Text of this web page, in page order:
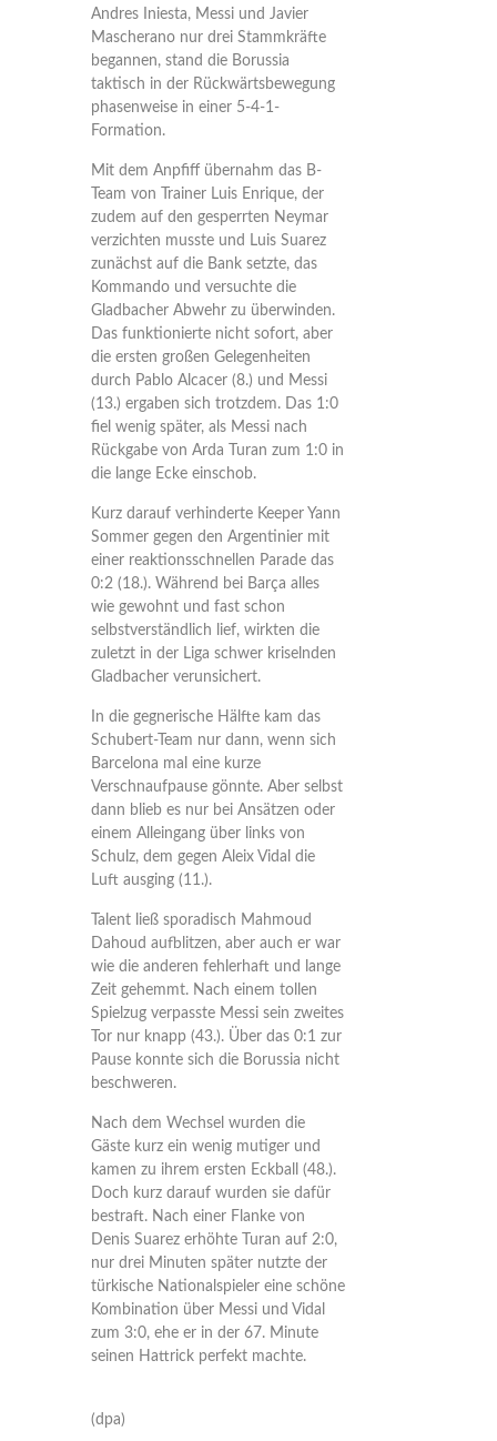
Andres Iniesta, Messi und Javier
Mascherano nur drei Stammkräfte
begannen, stand die Borussia
taktisch in der Rückwärtsbewegung
phasenweise in einer 5-4-1-
Formation.
Mit dem Anpfiff übernahm das B-
Team von Trainer Luis Enrique, der
zudem auf den gesperrten Neymar
verzichten musste und Luis Suarez
zunächst auf die Bank setzte, das
Kommando und versuchte die
Gladbacher Abwehr zu überwinden.
Das funktionierte nicht sofort, aber
die ersten großen Gelegenheiten
durch Pablo Alcacer (8.) und Messi
(13.) ergaben sich trotzdem. Das 1:0
fiel wenig später, als Messi nach
Rückgabe von Arda Turan zum 1:0 in
die lange Ecke einschob.
Kurz darauf verhinderte Keeper Yann
Sommer gegen den Argentinier mit
einer reaktionsschnellen Parade das
0:2 (18.). Während bei Barça alles
wie gewohnt und fast schon
selbstverständlich lief, wirkten die
zuletzt in der Liga schwer kriselnden
Gladbacher verunsichert.
In die gegnerische Hälfte kam das
Schubert-Team nur dann, wenn sich
Barcelona mal eine kurze
Verschnaufpause gönnte. Aber selbst
dann blieb es nur bei Ansätzen oder
einem Alleingang über links von
Schulz, dem gegen Aleix Vidal die
Luft ausging (11.).
Talent ließ sporadisch Mahmoud
Dahoud aufblitzen, aber auch er war
wie die anderen fehlerhaft und lange
Zeit gehemmt. Nach einem tollen
Spielzug verpasste Messi sein zweites
Tor nur knapp (43.). Über das 0:1 zur
Pause konnte sich die Borussia nicht
beschweren.
Nach dem Wechsel wurden die
Gäste kurz ein wenig mutiger und
kamen zu ihrem ersten Eckball (48.).
Doch kurz darauf wurden sie dafür
bestraft. Nach einer Flanke von
Denis Suarez erhöhte Turan auf 2:0,
nur drei Minuten später nutzte der
türkische Nationalspieler eine schöne
Kombination über Messi und Vidal
zum 3:0, ehe er in der 67. Minute
seinen Hattrick perfekt machte.
(dpa)